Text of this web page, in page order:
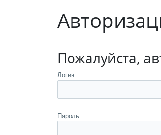
Пожалуйста,
Логин
Пароль